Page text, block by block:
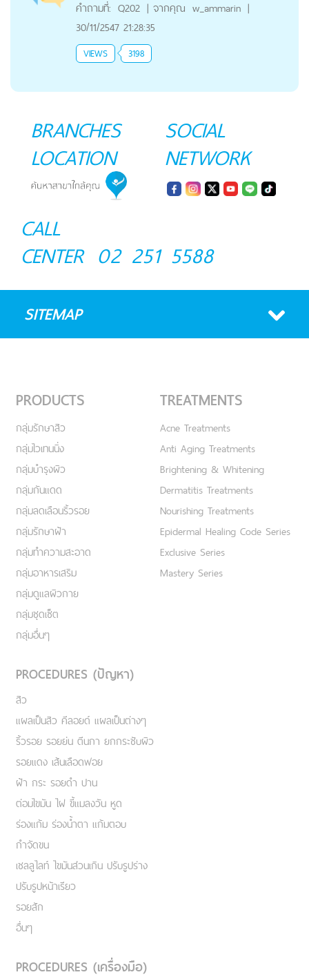
คำถามที่: Q202 | จากคุณ w_ammarin |
30/11/2547 21:28:35
VIEWS 3198
BRANCHES
LOCATION
SOCIAL
NETWORK
CALL
CENTER 02 251 5588
SITEMAP
PRODUCTS
กลุ่มรักษาสิว
กลุ่มไวเทนนิ่ง
กลุ่มบำรุงผิว
กลุ่มกันแดด
กลุ่มลดเลือนริ้วรอย
กลุ่มรักษาฝ้า
กลุ่มทำความสะอาด
กลุ่มอาหารเสริม
กลุ่มดูแลผิวกาย
กลุ่มชุดเซ็ต
กลุ่มอื่นๆ
TREATMENTS
Acne Treatments
Anti Aging Treatments
Brightening & Whitening
Dermatitis Treatments
Nourishing Treatments
Epidermal Healing Code Series
Exclusive Series
Mastery Series
PROCEDURES (ปัญหา)
สิว
แผลเป็นสิว คีลอยด์ แผลเป็นต่างๆ
ริ้วรอย รอยย่น ตีนกา ยกกระชับผิว
รอยแดง เส้นเลือดฟอย
ฝ้า กระ รอยดำ ปาน
ต่อมไขมัน ไฝ ขี้แมลงวัน หูด
ร่องแก้ม ร่องน้ำตา แก้มตอบ
กำจัดขน
เชลลูไลท์ ไขมันส่วนเกิน ปรับรูปร่าง
ปรับรูปหน้าเรียว
รอยสัก
อื่นๆ
PROCEDURES (เครื่องมือ)